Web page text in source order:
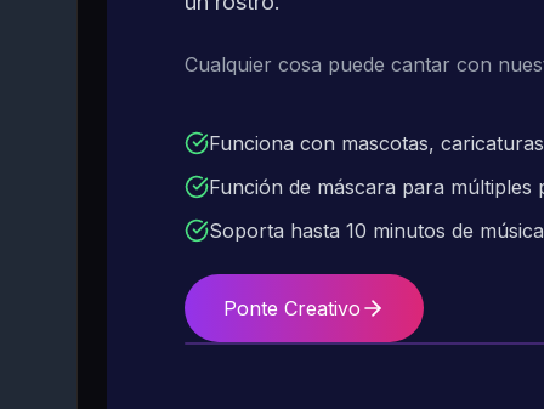
Cualquier cosa puede cantar con
Funciona con mascotas,
Función de máscara para múltiples
Soporta hasta 10 minutos de música
Ponte Creativo